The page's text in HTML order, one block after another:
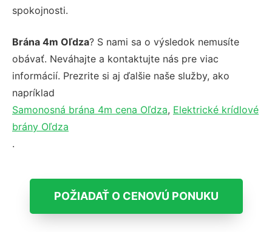
spokojnosti.
Brána 4m Oľdza? S nami sa o výsledok nemusíte
obávať. Neváhajte a kontaktujte nás pre viac
informácií. Prezrite si aj ďalšie naše služby, ako
napríklad
Samonosná brána 4m cena Oľdza, Elektrické krídlové
brány Oľdza
.
POŽIADAŤ O CENOVÚ PONUKU